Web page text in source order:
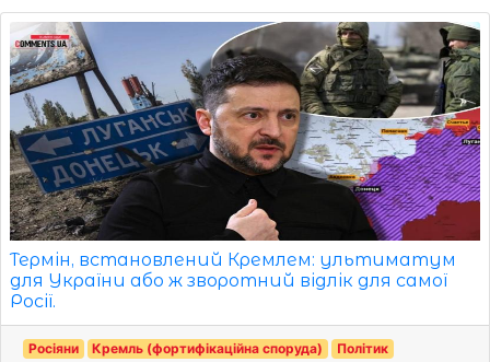
Термін, встановлений Кремлем: ультиматум
для України або ж зворотний відлік для самої
Росії.
Росіяни Кремль (фортифікаційна споруда) Політик